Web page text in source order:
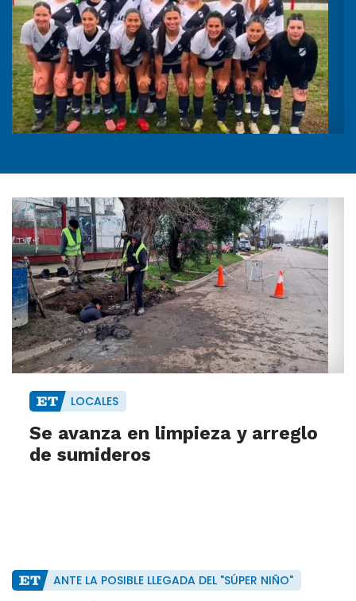
LOCALES
Se avanza en limpieza y arreglo
de sumideros
ANTE LA POSIBLE LLEGADA DEL "SÚPER NIÑO"